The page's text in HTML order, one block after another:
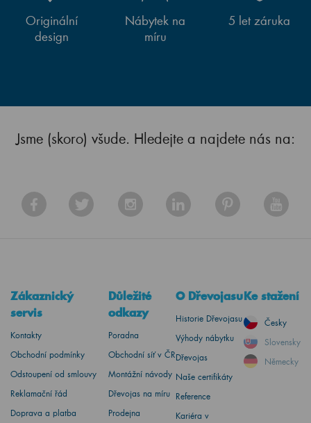
Originální
design
Nábytek na
míru
5 let záruka
Jsme (skoro) všude. Hledejte a najdete nás na:
Zákaznický
servis
Kontakty
Obchodní podmínky
Odstoupení od smlouvy
Reklamační řád
Doprava a platba
Důležité
odkazy
Poradna
Obchodní síť v ČR
Montážní návody
Dřevojas na míru
Prodejna
O Dřevojasu
Historie Dřevojasu
Výhody nábytku
Dřevojas
Naše certifikáty
Reference
Kariéra v
Ke stažení
Česky
Slovensky
Německy